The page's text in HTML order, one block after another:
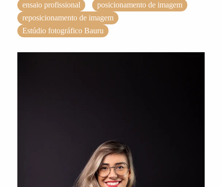
ensaio profissional
posicionamento de imagem
reposicionamento de imagem
Estúdio fotográfico Bauru